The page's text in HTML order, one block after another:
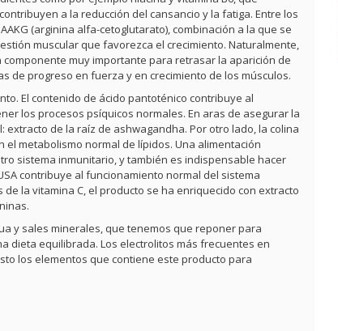
a la reducción del cansancio y la fatiga. Entre los
(arginina alfa-cetoglutarato), combinación a la que se
muscular que favorezca el crecimiento. Naturalmente,
muy importante para retrasar la aparición de
de progreso en fuerza y en crecimiento de los músculos.
El contenido de ácido pantoténico contribuye al
los procesos psíquicos normales. En aras de asegurar la
de la raíz de ashwagandha. Por otro lado, la colina
metabolismo normal de lípidos. Una alimentación
sistema inmunitario, y también es indispensable hacer
contribuye al funcionamiento normal del sistema
la vitamina C, el producto se ha enriquecido con extracto
y sales minerales, que tenemos que reponer para
dieta equilibrada. Los electrolitos más frecuentes en
los elementos que contiene este producto para